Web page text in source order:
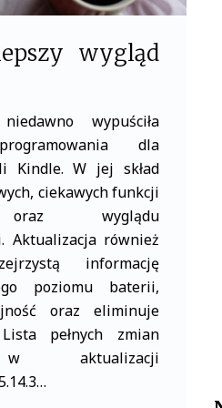
wygląd
wypuściła
dla
Kindle. W jej skład
ciekawych funkcji
oraz wyglądu
Aktualizacja również
informację
poziomu baterii,
oraz eliminuje
pełnych zmian
aktualizacji